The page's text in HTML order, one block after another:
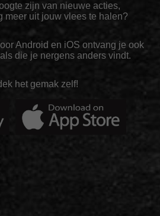
zijn van nieuwe acties,
meer uit jouw vlees te halen?
Android en iOS ontvang je ook
die je nergens anders vindt.
het gemak zelf!